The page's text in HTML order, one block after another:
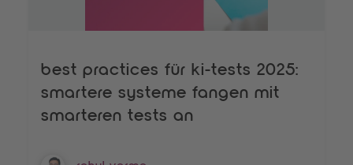
best practices für ki-tests 2025:
smartere systeme fangen mit
smarteren tests an